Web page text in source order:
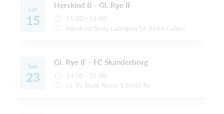
Lør
15
Herskind B - Gl. Rye IF
15:00 - 16:40
Herskind Skole Ladingvej 16 8464 Galten
Søn
23
Gl. Rye IF - FC Skanderborg
14:00 - 15:40
Gl. Ry Skole Nyvej 1 8680 Ry